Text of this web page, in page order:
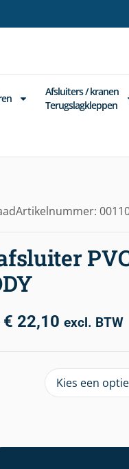
Afsluiters / kranen
Terugslagkleppen
Artikelnummer:
€ 22,10 excl. BTW